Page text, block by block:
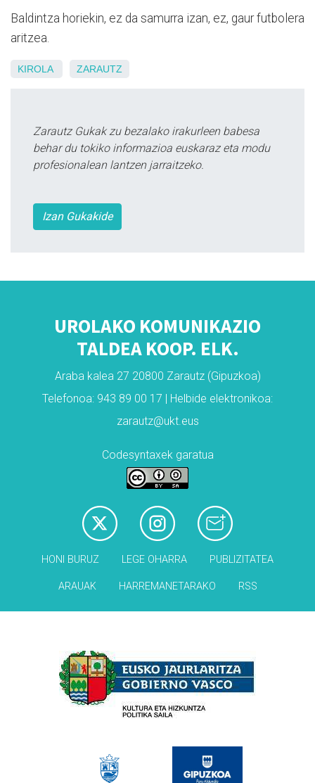
Baldintza horiekin, ez da samurra izan, ez, gaur futbolera
aritzea.
KIROLA ZARAUTZ
Zarautz Gukak zu bezalako irakurleen babesa
behar du tokiko informazioa euskaraz eta modu
profesionalean lantzen jarraitzeko.
Izan Gukakide
UROLAKO KOMUNIKAZIO
TALDEA KOOP. ELK.
Araba kalea 27 20800 Zarautz (Gipuzkoa)
Telefonoa: 943 89 00 17 | Helbide elektronikoa:
zarautz@ukt.eus
Codesyntaxek garatua
HONI BURUZ LEGE OHARRA PUBLIZITATEA
ARAUAK HARREMANETARAKO RSS